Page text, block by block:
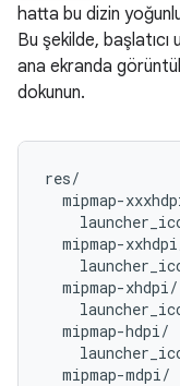
hatta bu dizin
Bu şekilde, başlatıcı
ana ekranda
dokunun.
res/
mipmap-
mipmap-
  mipmap-xhdpi/
  mipmap-hdpi/
  mipmap-mdpi/